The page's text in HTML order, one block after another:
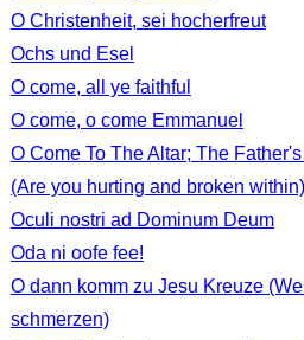
O Christenheit, sei hocherfreut
Ochs und Esel
O come, all ye faithful
O come, o come Emmanuel
O Come To The Altar; The
(Are you hurting and broken within)
Oculi nostri ad Dominum Deum
Oda ni oofe fee!
O dann komm zu Jesu Kreuze
schmerzen)